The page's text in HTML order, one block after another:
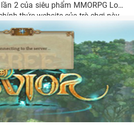
2 của siêu phẩm MMORPG Lost
thức website của trò chơi này.